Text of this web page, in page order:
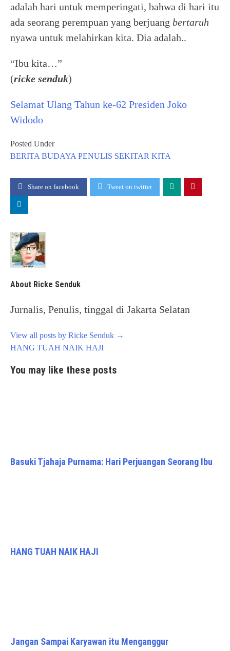
adalah hari untuk memperingati, bahwa di hari itu
ada seorang perempuan yang berjuang bertaruh
nyawa untuk melahirkan kita. Dia adalah..
“Ibu kita…”
(ricke senduk)
Selamat Ulang Tahun ke-62 Presiden Joko
Widodo
Posted Under
BERITA BUDAYA PENULIS SEKITAR KITA
Share on facebook Tweet on twitter
About Ricke Senduk
Jurnalis, Penulis, tinggal di Jakarta Selatan
View all posts by Ricke Senduk →
Post
HANG TUAH NAIK HAJI
You may like these posts
Basuki Tjahaja Purnama: Hari Perjuangan Seorang Ibu
HANG TUAH NAIK HAJI
Jangan Sampai Karyawan itu Menganggur